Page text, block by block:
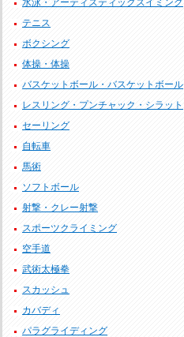
水泳・アーティスティックスイミング
テニス
ボクシング
体操・体操
バスケットボール・バスケットボール
レスリング・プンチャック・シラット
セーリング
自転車
馬術
ソフトボール
射撃・クレー射撃
スポーツクライミング
空手道
武術太極拳
スカッシュ
カバディ
パラグライディング